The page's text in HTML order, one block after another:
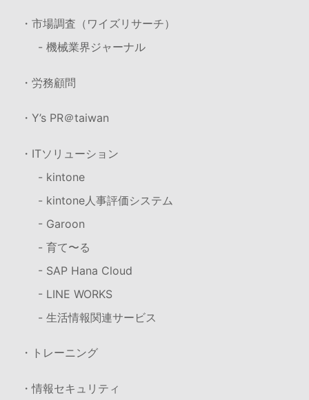
・市場調査（ワイズリサーチ）
- 機械業界ジャーナル
・労務顧問
・Y’s PR＠taiwan
・ITソリューション
- kintone
- kintone人事評価システム
- Garoon
- 育て〜る
- SAP Hana Cloud
- LINE WORKS
- 生活情報関連サービス
・トレーニング
・情報セキュリティ